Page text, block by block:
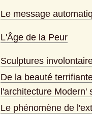
Le message
L'Âge de la Peur
Sculptures
De la beauté
l'architecture Modern'
Le phénomène de